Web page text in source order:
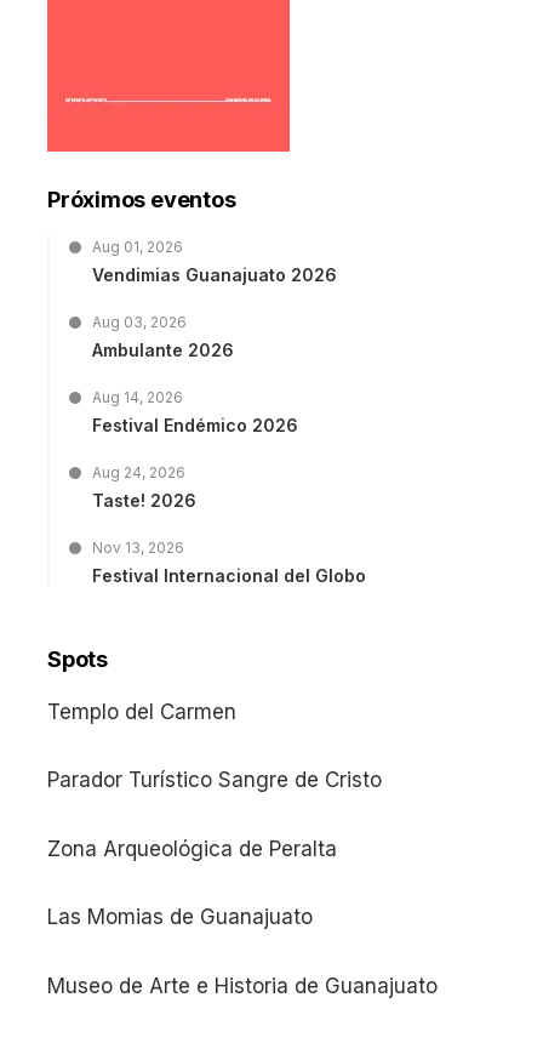
Próximos eventos
Aug 01, 2026
Vendimias Guanajuato 2026
Aug 03, 2026
Ambulante 2026
Aug 14, 2026
Festival Endémico 2026
Aug 24, 2026
Taste! 2026
Nov 13, 2026
Festival Internacional del Globo
Spots
Templo del Carmen
Parador Turístico Sangre de Cristo
Zona Arqueológica de Peralta
Las Momias de Guanajuato
Museo de Arte e Historia de Guanajuato